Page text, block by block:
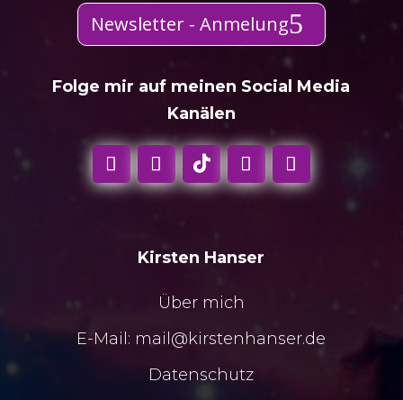
Newsletter - Anmelung
Folge mir auf meinen Social Media
Kanälen
Kirsten Hanser
Über mich
E-Mail: mail@kirstenhanser.de
Datenschutz